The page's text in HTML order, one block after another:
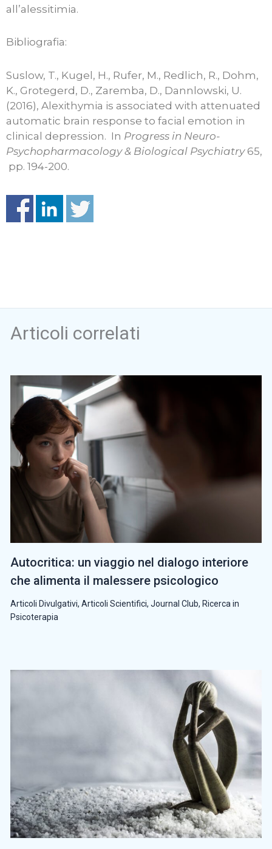
all’alessitimia.
Bibliografia:
Suslow, T., Kugel, H., Rufer, M., Redlich, R., Dohm,
K., Grotegerd, D., Zaremba, D., Dannlowski, U.
(2016), Alexithymia is associated with attenuated
automatic brain response to facial emotion in
clinical depression. In Progress in Neuro-
Psychopharmacology & Biological Psychiatry65,
pp. 194-200.
Articoli correlati
Autocritica: un viaggio nel dialogo interiore
che alimenta il malessere psicologico
Articoli Divulgativi, Articoli Scientifici, Journal Club, Ricerca in
Psicoterapia